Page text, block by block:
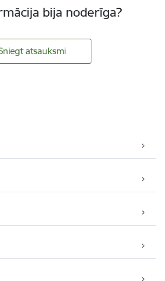
bija noderīga?
atsauksmi